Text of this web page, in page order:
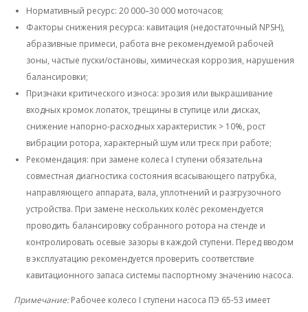
Нормативный ресурс: 20 000–30 000 моточасов;
Факторы снижения ресурса: кавитация (недостаточный NPSH),
абразивные примеси, работа вне рекомендуемой рабочей
зоны, частые пуски/остановы, химическая коррозия, нарушения
балансировки;
Признаки критического износа: эрозия или выкрашивание
входных кромок лопаток, трещины в ступице или дисках,
снижение напорно-расходных характеристик > 10%, рост
вибрации ротора, характерный шум или треск при работе;
Рекомендация: при замене колеса I ступени обязательна
совместная диагностика состояния всасывающего патрубка,
направляющего аппарата, вала, уплотнений и разгрузочного
устройства. При замене нескольких колёс рекомендуется
проводить балансировку собранного ротора на стенде и
контролировать осевые зазоры в каждой ступени. Перед вводом
в эксплуатацию рекомендуется проверить соответствие
кавитационного запаса системы паспортному значению насоса.
Примечание:Рабочее колесо I ступени насоса ПЭ 65-53 имеет